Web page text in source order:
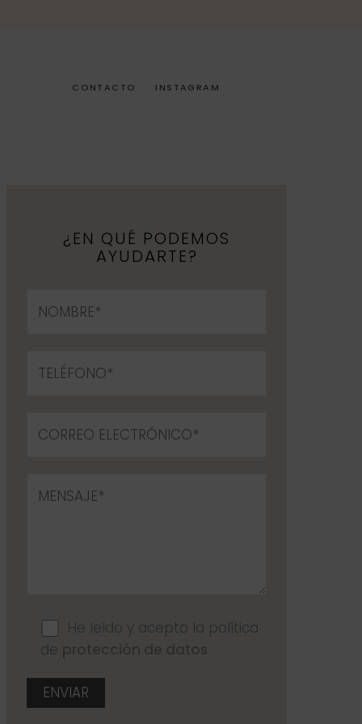
CONTACTO INSTAGRAM
¿EN QUÉ PODEMOS
AYUDARTE?
He leído y acepto la política
de protección de datos